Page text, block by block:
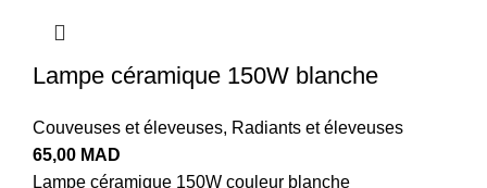
Lampe céramique 150W blanche
Couveuses et éleveuses, Radiants et éleveuses
65,00 MAD
Lampe céramique 150W couleur blanche